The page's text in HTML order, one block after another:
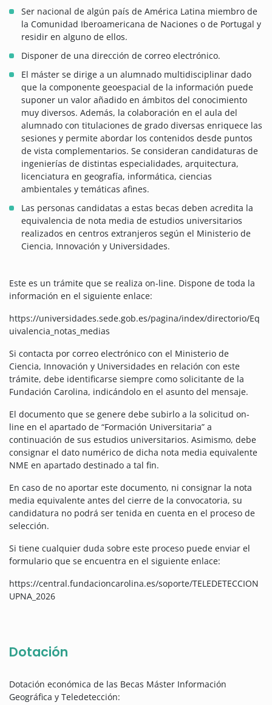
Ser nacional de algún país de América Latina miembro de
la Comunidad Iberoamericana de Naciones o de Portugal y
residir en alguno de ellos.
Disponer de una dirección de correo electrónico.
El máster se dirige a un alumnado multidisciplinar dado
que la componente geoespacial de la información puede
suponer un valor añadido en ámbitos del conocimiento
muy diversos. Además, la colaboración en el aula del
alumnado con titulaciones de grado diversas enriquece las
sesiones y permite abordar los contenidos desde puntos
de vista complementarios. Se consideran candidaturas de
ingenierías de distintas especialidades, arquitectura,
licenciatura en geografía, informática, ciencias
ambientales y temáticas afines.
Las personas candidatas a estas becas deben acredita la
equivalencia de nota media de estudios universitarios
realizados en centros extranjeros según el Ministerio de
Ciencia, Innovación y Universidades.
Este es un trámite que se realiza on-line. Dispone de toda la
información en el siguiente enlace:
https://universidades.sede.gob.es/pagina/index/directorio/Eq
uivalencia_notas_medias
Si contacta por correo electrónico con el Ministerio de
Ciencia, Innovación y Universidades en relación con este
trámite, debe identificarse siempre como solicitante de la
Fundación Carolina, indicándolo en el asunto del mensaje.
El documento que se genere debe subirlo a la solicitud on-
line en el apartado de “Formación Universitaria” a
continuación de sus estudios universitarios. Asimismo, debe
consignar el dato numérico de dicha nota media equivalente
NME en apartado destinado a tal fin.
En caso de no aportar este documento, ni consignar la nota
media equivalente antes del cierre de la convocatoria, su
candidatura no podrá ser tenida en cuenta en el proceso de
selección.
Si tiene cualquier duda sobre este proceso puede enviar el
formulario que se encuentra en el siguiente enlace:
https://central.fundacioncarolina.es/soporte/TELEDETECCION
UPNA_2026
Dotación
Dotación económica de las Becas Máster Información
Geográfica y Teledetección: